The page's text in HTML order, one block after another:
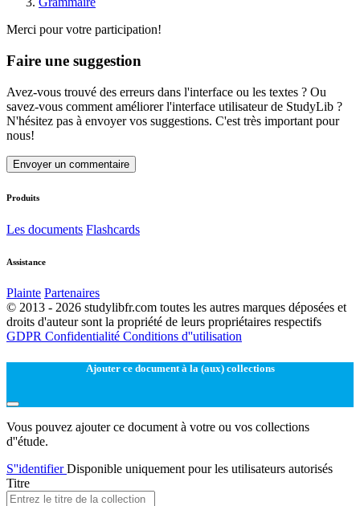
Merci pour votre participation!
Faire une suggestion
Avez-vous trouvé des erreurs dans l'interface ou les textes ? Ou
savez-vous comment améliorer l'interface utilisateur de StudyLib ?
N'hésitez pas à envoyer vos suggestions. C'est très important pour
nous!
Envoyer un commentaire
Produits
Les documents Flashcards
Assistance
Plainte Partenaires
© 2013 - 2026 studylibfr.com toutes les autres marques déposées et
droits d'auteur sont la propriété de leurs propriétaires respectifs
GDPR Confidentialité Conditions d''utilisation
Ajouter ce document à la (aux) collections
Vous pouvez ajouter ce document à votre ou vos collections
d''étude.
S''identifierDisponible uniquement pour les utilisateurs autorisés
Titre